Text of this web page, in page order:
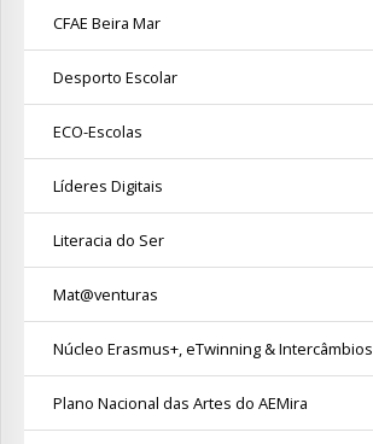
CFAE Beira Mar
Desporto Escolar
ECO-Escolas
Líderes Digitais
Literacia do Ser
Mat@venturas
Núcleo Erasmus+, eTwinning & Intercâmbios
Plano Nacional das Artes do AEMira